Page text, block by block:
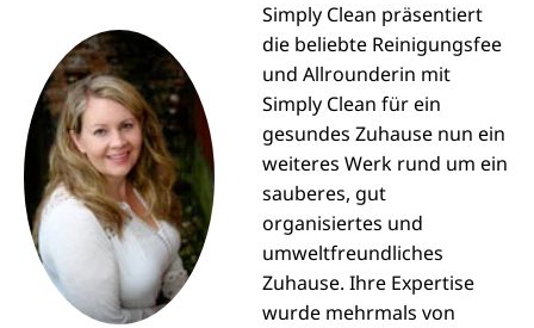
Simply Clean präsentiert
die beliebte Reinigungsfee
und Allrounderin mit
Simply Clean für ein
gesundes Zuhause nun ein
weiteres Werk rund um ein
sauberes, gut
organisiertes und
umweltfreundliches
Zuhause. Ihre Expertise
wurde mehrmals von